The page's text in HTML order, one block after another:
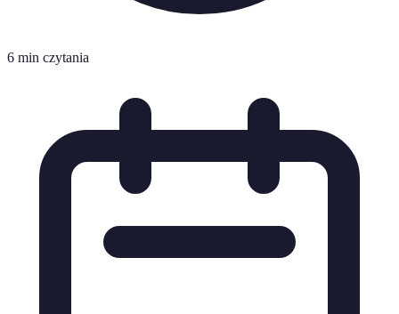
6 min czytania